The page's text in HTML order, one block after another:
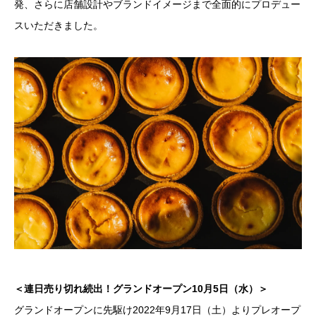
発、さらに店舗設計やブランドイメージまで全面的にプロデュー
スいただきました。
＜連日売り切れ続出！グランドオープン10月5日（水）＞
グランドオープンに先駆け2022年9月17日（土）よりプレオープ